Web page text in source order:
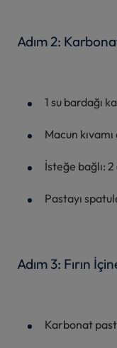
Adım 2:
1 su bardağı
Macun
İsteğe bağlı:
Pastayı
Adım 3: Fırın
Karbonat